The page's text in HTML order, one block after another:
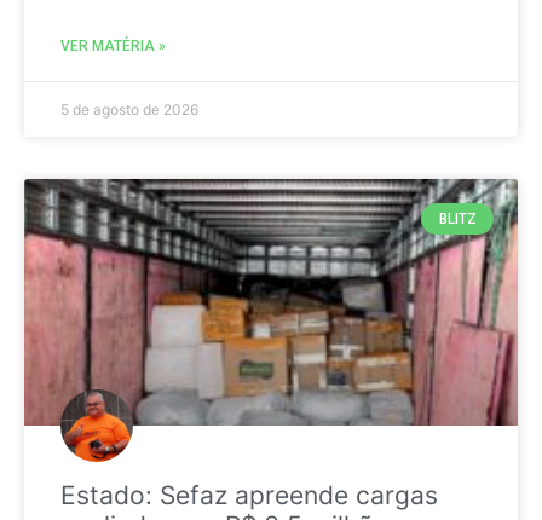
VER MATÉRIA »
5 de agosto de 2026
BLITZ
Estado: Sefaz apreende cargas